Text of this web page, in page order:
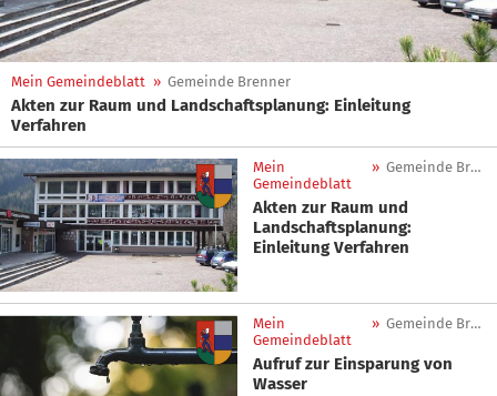
Mein Gemeindeblatt » Gemeinde Brenner
Akten zur Raum und Landschaftsplanung: Einleitung
Verfahren
Mein
Gemeindeblatt
» Gemeinde Brenner
Akten zur Raum und
Landschaftsplanung:
Einleitung Verfahren
Mein
Gemeindeblatt
» Gemeinde Brenner
Aufruf zur Einsparung von
Wasser